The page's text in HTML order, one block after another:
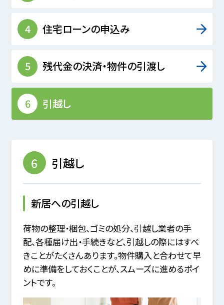
4 住宅ローンの申込み
5 残代金の決済・物件の引渡し
6 引越し
6 引越し
新居への引越し
荷物の整理・梱包、ゴミの処分、引越し業者の手
配、各種届け出・手続きなど、引越しの際にはすべ
きことがたくさんあります。物件購入と合わせて早
めに準備をしておくことが、スムーズに進めるポイ
ントです。